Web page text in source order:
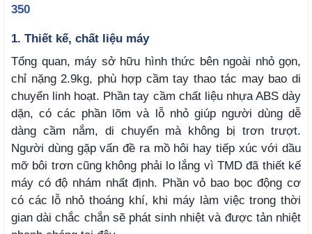
350
1. Thiết kế, chất liệu máy
Tổng quan, máy sở hữu hình thức bên ngoài nhỏ gọn,
chỉ nặng 2.9kg, phù hợp cầm tay thao tác may bao di
chuyển linh hoạt. Phần tay cầm chất liệu nhựa ABS dày
dặn, có các phần lõm và lỗ nhỏ giúp người dùng dễ
dàng cầm nắm, di chuyển mà không bị trơn trượt.
Người dùng gặp vấn đề ra mồ hôi hay tiếp xúc với dầu
mỡ bôi trơn cũng không phải lo lắng vì TMD đã thiết kế
máy có độ nhám nhất định. Phần vỏ bao bọc động cơ
có các lỗ nhỏ thoáng khí, khi máy làm việc trong thời
gian dài chắc chắn sẽ phát sinh nhiệt và được tản nhiệt